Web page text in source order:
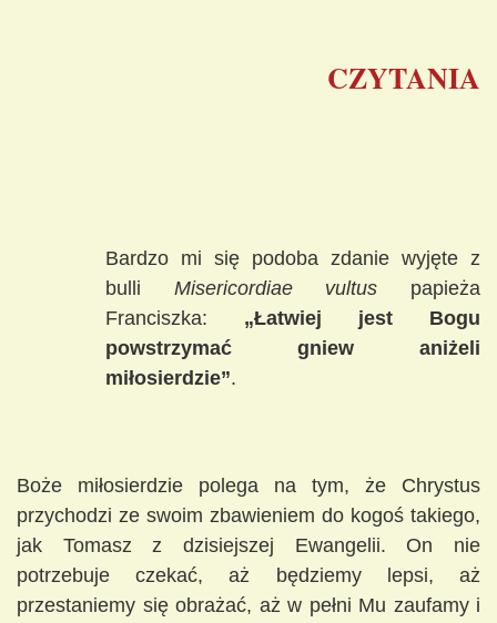
CZYTANIA
Bardzo mi się podoba zdanie wyjęte z
bulli Misericordiae vultus papieża
Franciszka: „Łatwiej jest Bogu
powstrzymać gniew aniżeli
miłosierdzie”.
Boże miłosierdzie polega na tym, że Chrystus
przychodzi ze swoim zbawieniem do kogoś takiego,
jak Tomasz z dzisiejszej Ewangelii. On nie
potrzebuje czekać, aż będziemy lepsi, aż
przestaniemy się obrażać, aż w pełni Mu zaufamy i